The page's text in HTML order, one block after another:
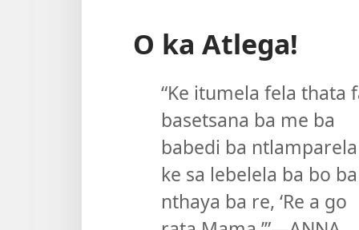
O ka Atlega!
“Ke itumela fela thata
basetsana ba me ba
babedi ba ntlamparela
ke sa lebelela ba bo ba
nthaya ba re, ‘Re a go